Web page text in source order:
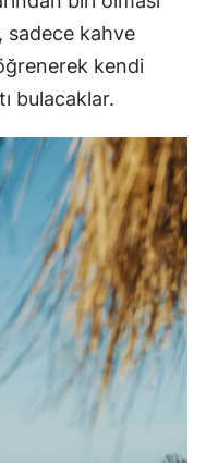
sadece kahve
kendi
bulacaklar.